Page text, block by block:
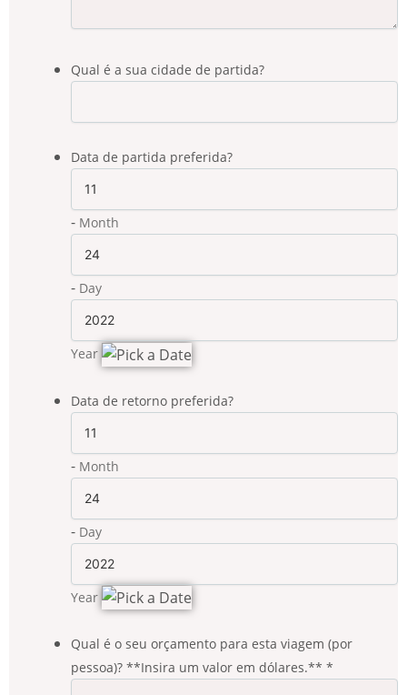
Qual é a sua cidade de partida?
Data de partida preferida?
- Month
- Day
Year Date Picker Icon
Data de retorno preferida?
- Month
- Day
Year Date Picker Icon
Qual é o seu orçamento para esta viagem (por
pessoa)? **Insira um valor em dólares.** *